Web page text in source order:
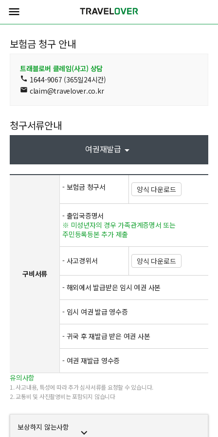
menu
보험금 청구 안내
트래블로버 클레임(사고) 상담
call 1644-9067 (365일24시간)
mail claim@travelover.co.kr
청구서류안내
여권재발급 arrow_drop_down
구비서류
- 보험금 청구서 양식 다운로드
- 출입국증명서
※ 미성년자의 경우 가족관계증명서 또는
주민등록등본 추가 제출
- 사고경위서 양식 다운로드
- 해외에서 발급받은 임시 여권 사본
- 임시 여권 발급 영수증
- 귀국 후 재발급 받은 여권 사본
- 여권 재발급 영수증
유의사항
1. 사고내용, 특성에 따라 추가 심사서류를 요청할 수 있습니다.
2. 교통비 및 사진촬영비는 포함되지 않습니다
보상하지 않는사항 expand_more